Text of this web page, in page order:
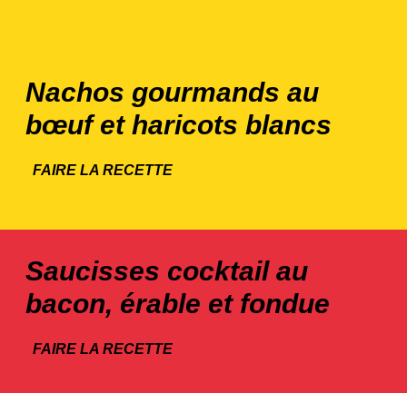
Nachos gourmands au
bœuf et haricots blancs
FAIRE LA RECETTE
Saucisses cocktail au
bacon, érable et fondue
FAIRE LA RECETTE